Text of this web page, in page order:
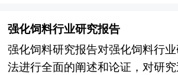
企业发展方向不可多得的精品资料
报告由中研普华咨询公司领衔撰
市场调研基础上，主要依据了国
风险，更有效率地巩固或者拓展相
市场，牢牢把握行业竞争的主动
的可持续发展优势。
营者提供参考依据。 本研究咨询
上，主要依据了国家统计局、国
强化饲料行业研究报告
强化饲料研究报告对强化饲料行
法进行全面的阐述和论证，对研